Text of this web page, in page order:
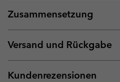
Zusammensetzung
Versand und Rückgabe
Kundenrezensionen